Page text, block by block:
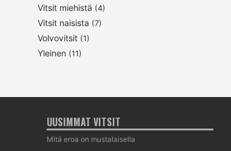
Vitsit miehistä (4)
Vitsit naisista (7)
Volvovitsit (1)
Yleinen (11)
UUSIMMAT VITSIT
Mitä eroa on mustalaisella